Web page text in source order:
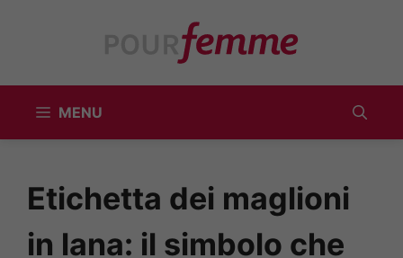
MENU
Etichetta dei maglioni
in lana: il simbolo che